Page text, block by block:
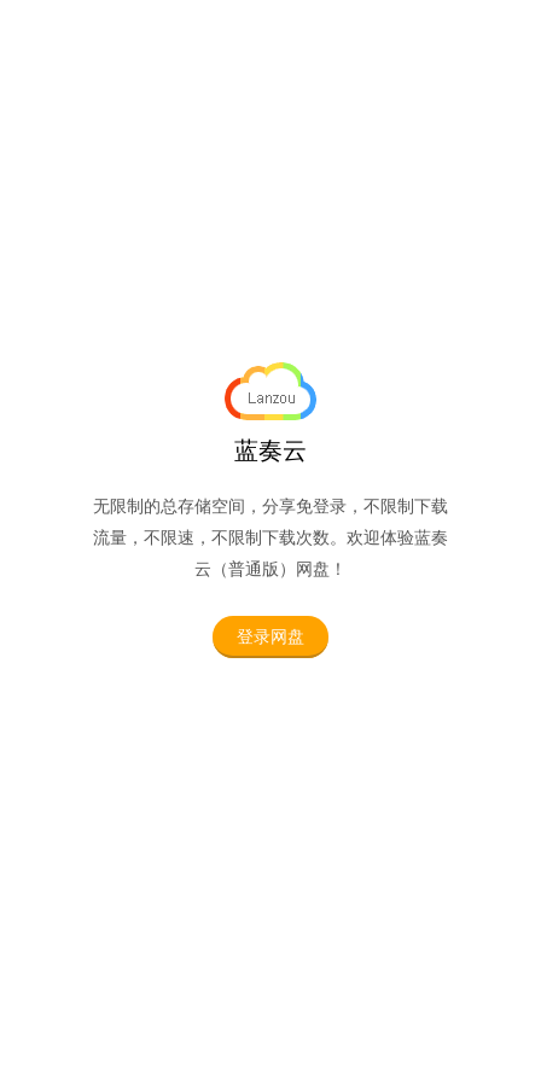
蓝奏云
无限制的总存储空间，分享免登录，不限制下载
流量，不限速，不限制下载次数。欢迎体验蓝奏
云（普通版）网盘！
登录网盘